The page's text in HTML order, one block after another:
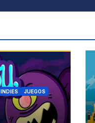
INDIES
JUEGOS